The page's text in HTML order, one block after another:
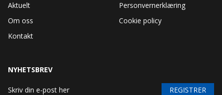
Aktuelt
Om oss
Kontakt
Personvernerklæring
Cookie policy
NYHETSBREV
REGISTRER